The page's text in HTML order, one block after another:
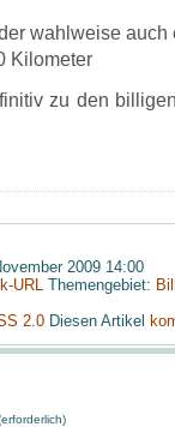
wahlweise auch
Kilometer
zu den
2009 14:00
URL Themengebiet:
2.0 Diesen Artikel